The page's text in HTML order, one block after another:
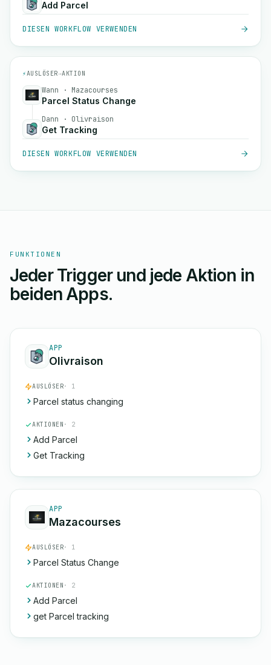
Add Parcel
DIESEN WORKFLOW VERWENDEN
⚡AUSLÖSER→AKTION
Wann · Mazacourses
Parcel Status Change
Dann · Olivraison
Get Tracking
DIESEN WORKFLOW VERWENDEN
FUNKTIONEN
Jeder Trigger und jede Aktion in
beiden Apps.
APP
Olivraison
AUSLÖSER· 1
Parcel status changing
AKTIONEN · 2
Add Parcel
Get Tracking
APP
Mazacourses
AUSLÖSER· 1
Parcel Status Change
AKTIONEN · 2
Add Parcel
get Parcel tracking